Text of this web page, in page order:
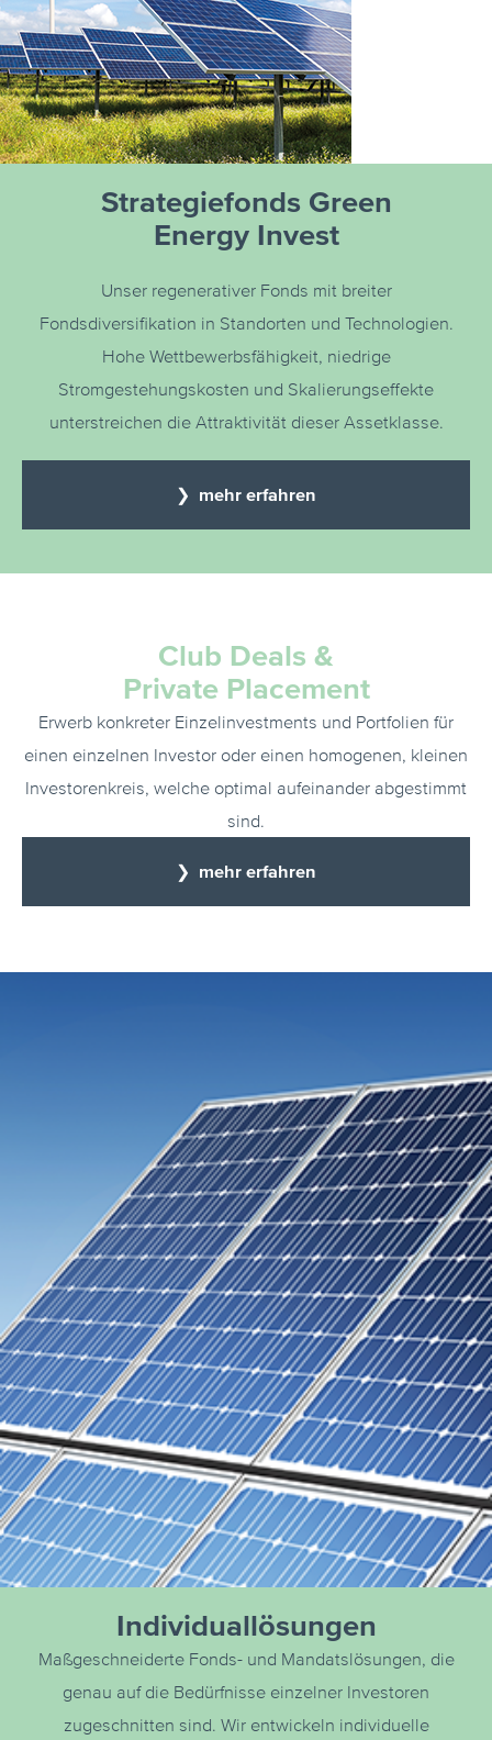
Strategiefonds Green
Energy Invest
Unser regenerativer Fonds mit breiter
Fondsdiversifikation in Standorten und Technologien.
Hohe Wettbewerbsfähigkeit, niedrige
Stromgestehungskosten und Skalierungseffekte
unterstreichen die Attraktivität dieser Assetklasse.
❯ mehr erfahren
Club Deals &
Private Placement
Erwerb konkreter Einzelinvestments und Portfolien für
einen einzelnen Investor oder einen homogenen, kleinen
Investorenkreis, welche optimal aufeinander abgestimmt
sind.
❯ mehr erfahren
Individuallösungen
Maßgeschneiderte Fonds- und Mandatslösungen, die
genau auf die Bedürfnisse einzelner Investoren
zugeschnitten sind. Wir entwickeln individuelle